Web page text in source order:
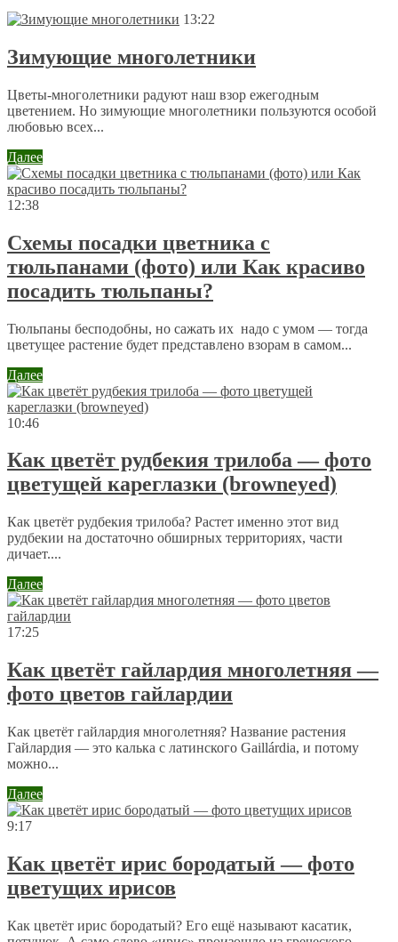
13:22
Зимующие многолетники
Цветы-многолетники радуют наш взор ежегодным
цветением. Но зимующие многолетники пользуются особой
любовью всех...
Далее
12:38
Схемы посадки цветника с
тюльпанами (фото) или Как красиво
посадить тюльпаны?
Тюльпаны бесподобны, но сажать их надо с умом — тогда
цветущее растение будет представлено взорам в самом...
Далее
10:46
Как цветёт рудбекия трилоба — фото
цветущей кареглазки (browneyed)
Как цветёт рудбекия трилоба? Растет именно этот вид
рудбекии на достаточно обширных территориях, части
дичает....
Далее
17:25
Как цветёт гайлардия многолетняя —
фото цветов гайлардии
Как цветёт гайлардия многолетняя? Название растения
Гайлардия — это калька с латинского Gaillárdia, и потому
можно...
Далее
9:17
Как цветёт ирис бородатый — фото
цветущих ирисов
Как цветёт ирис бородатый? Его ещё называют касатик,